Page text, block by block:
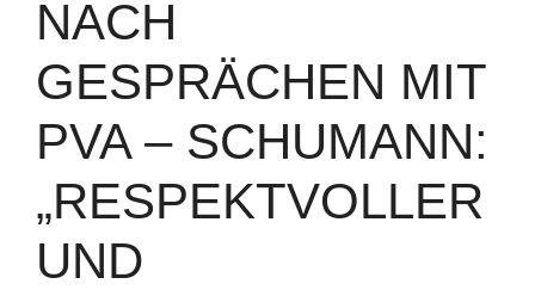
NACH
GESPRÄCHEN MIT
PVA – SCHUMANN:
„RESPEKTVOLLER
UND